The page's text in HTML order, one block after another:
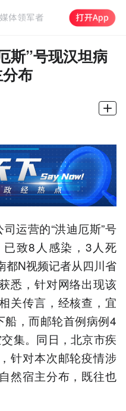
斯”号现汉坦病
布
运营的“洪迪厄斯”号
致8人感染，3人死
都N视频记者从四川省
悉，针对网络出现该
关传言，经核查，宜
，而邮轮首例病例4
集。同日，北京市疾
针对本次邮轮疫情涉
然宿主分布，既往也